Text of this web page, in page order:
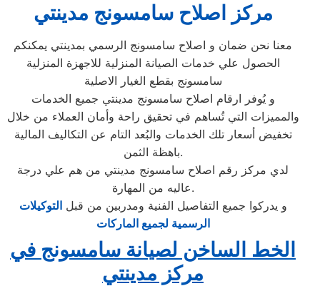
مركز اصلاح سامسونج مدينتي
معنا نحن ضمان و اصلاح سامسونج الرسمي بمدينتي يمكنكم
الحصول علي خدمات الصيانة المنزلية للاجهزة المنزلية
سامسونج بقطع الغيار الاصلية
و يُوفر ارقام اصلاح سامسونج مدينتي جميع الخدمات
والمميزات التي تُساهم في تحقيق راحة وأمان العملاء من خلال
تخفيض أسعار تلك الخدمات والبُعد التام عن التكاليف المالية
باهظة الثمن.
لدي مركز رقم اصلاح سامسونج مدينتي من هم علي درجة
عاليه من المهارة.
و يدركوا جميع التفاصيل الفنية ومدربين من قبلالتوكيلات
الرسمية لجميع الماركات
الخط الساخن لصيانة سامسونج في
مركز مدينتي